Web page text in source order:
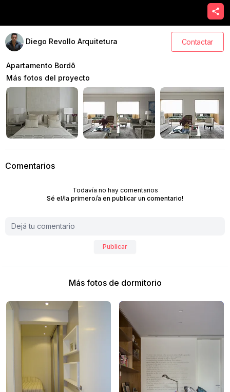
Diego Revollo Arquitetura Contactar
Apartamento Bordô
Más fotos del proyecto
Comentarios
Todavía no hay comentarios
Sé el/la primero/a en publicar un comentario!
Publicar
Más fotos de dormitorio